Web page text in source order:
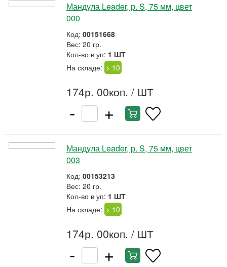
Мандула Leader, р. S, 75 мм, цвет
000
Код: 00151668
Вес: 20 гр.
Кол-во в уп: 1 ШТ
На складе: > 10
174р. 00коп. / ШТ
- +
Мандула Leader, р. S, 75 мм, цвет
003
Код: 00153213
Вес: 20 гр.
Кол-во в уп: 1 ШТ
На складе: > 10
174р. 00коп. / ШТ
- +